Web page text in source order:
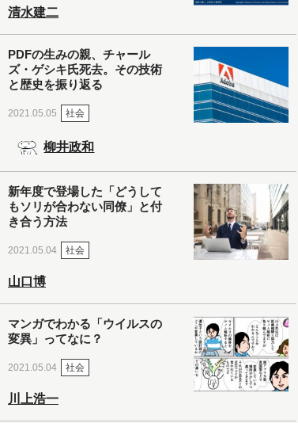
清水建二
PDFの生みの親、チャール
ズ・ゲシキ氏死去。その技術
と歴史を振り返る
2021.05.05 社会
柳井政和
新年度で登場した「どうして
もソリが合わない同僚」と付
き合う方法
2021.05.04 社会
山口博
マンガでわかる「ウイルスの
変異」ってなに？
2021.05.04 社会
川上浩一